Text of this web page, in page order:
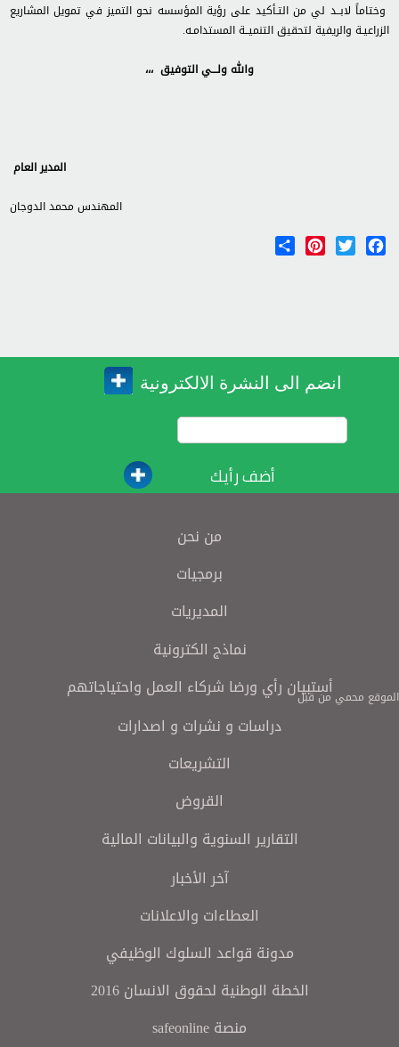
وختاماً لابــد لي من التـأكيد على رؤية المؤسسه نحو التميز في تمويل المشاريع
الزراعيـة والريفية لتحقيق التنميــة المستدامـه.
والله ولـــي التوفيق ،،،
المدير العام
المهندس محمد الدوجان
Facebook
Twitter
Pinterest
انضم الى النشرة الالكترونية
أضف رأيك
من نحن
برمجيات
المديريات
نماذج الكترونية
أستبيان رأي ورضا شركاء العمل واحتياجاتهم
دراسات و نشرات و اصدارات
التشريعات
القروض
التقارير السنوية والبيانات المالية
آخر الأخبار
العطاءات والاعلانات
مدونة قواعد السلوك الوظيفي
الخطة الوطنية لحقوق الانسان 2016
منصة safeonline
الموقع محمي من قبل